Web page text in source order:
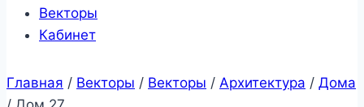
Векторы
Кабинет
Главная / Векторы / Векторы / Архитектура / Дома